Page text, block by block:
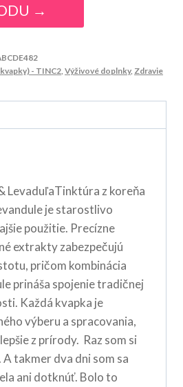
→
- TINC2 Výživové doplnky, Zdravie
LevaduľaTinktúra z koreňa
je starostlivo
použitie. Precízne
extrakty zabezpečujú
pričom kombinácia
prináša spojenie tradičnej
Každá kvapka je
výberu a spracovania,
z prírody. Raz som si
takmer dva dni som sa
ani dotknúť. Bolo to